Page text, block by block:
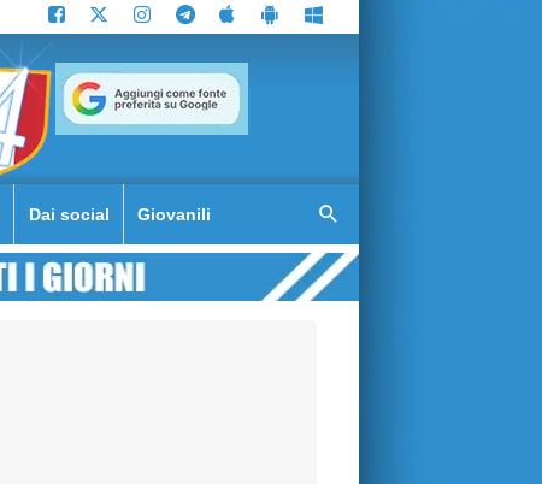
Dai social Giovanili